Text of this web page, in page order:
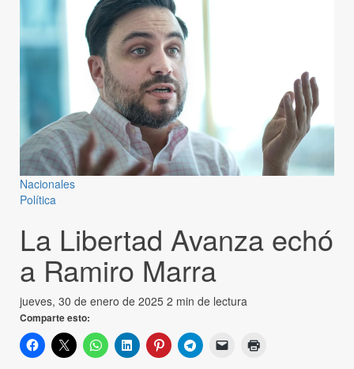
Nacionales
Política
La Libertad Avanza echó
a Ramiro Marra
jueves, 30 de enero de 2025 2 min de lectura
Comparte esto: